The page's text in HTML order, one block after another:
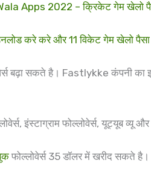
Apps 2022 – क्रिकेट गेम खेलो
करे करे और 11 विकेट गेम खेलो
सकते है। Fastlykke कंपनी का
इंस्टाग्राम फोल्लोवेर्स, यूट्यूब व्यू
फोल्लोवेर्स 35 डॉलर में खरीद सकते